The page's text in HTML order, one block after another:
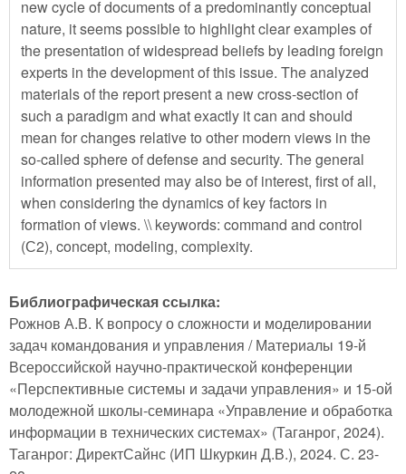
new cycle of documents of a predominantly conceptual
nature, it seems possible to highlight clear examples of
the presentation of widespread beliefs by leading foreign
experts in the development of this issue. The analyzed
materials of the report present a new cross-section of
such a paradigm and what exactly it can and should
mean for changes relative to other modern views in the
so-called sphere of defense and security. The general
information presented may also be of interest, first of all,
when considering the dynamics of key factors in
formation of views. \\ keywords: command and control
(С2), concept, modeling, complexity.
Библиографическая ссылка:
Рожнов А.В. К вопросу о сложности и моделировании
задач командования и управления / Материалы 19-й
Всероссийской научно-практической конференции
«Перспективные системы и задачи управления» и 15-ой
молодежной школы-семинара «Управление и обработка
информации в технических системах» (Таганрог, 2024).
Таганрог: ДиректСайнс (ИП Шкуркин Д.В.), 2024. С. 23-